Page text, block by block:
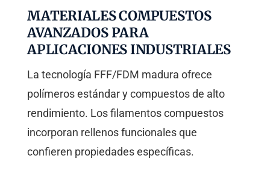
MATERIALES COMPUESTOS
AVANZADOS PARA
APLICACIONES INDUSTRIALES
La tecnología FFF/FDM madura ofrece
polímeros estándar y compuestos de alto
rendimiento. Los filamentos compuestos
incorporan rellenos funcionales que
confieren propiedades específicas.